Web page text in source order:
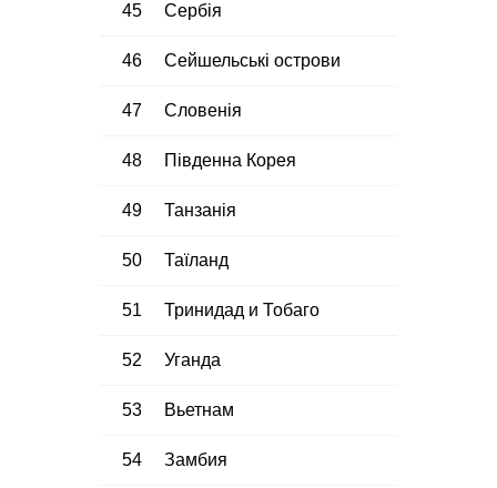
45 Сербія
46 Сейшельські острови
47 Словенія
48 Південна Корея
49 Танзанія
50 Таїланд
51 Тринидад и Тобаго
52 Уганда
53 Вьетнам
54 Замбия